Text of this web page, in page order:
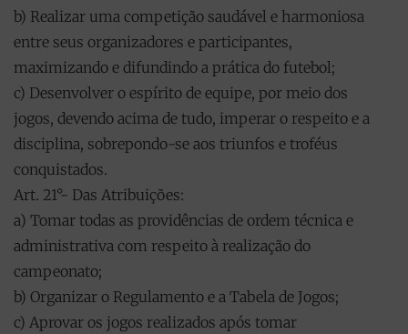
b) Realizar uma competição saudável e harmoniosa
entre seus organizadores e participantes,
maximizando e difundindo a prática do futebol;
c) Desenvolver o espírito de equipe, por meio dos
jogos, devendo acima de tudo, imperar o respeito e a
disciplina, sobrepondo-se aos triunfos e troféus
conquistados.
Art. 21°- Das Atribuições:
a) Tomar todas as providências de ordem técnica e
administrativa com respeito à realização do
campeonato;
b) Organizar o Regulamento e a Tabela de Jogos;
c) Aprovar os jogos realizados após tomar